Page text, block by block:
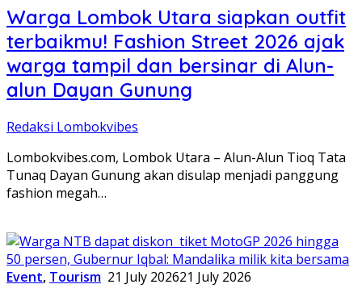
Warga Lombok Utara siapkan outfit
terbaikmu! Fashion Street 2026 ajak
warga tampil dan bersinar di Alun-
alun Dayan Gunung
Redaksi Lombokvibes
Lombokvibes.com, Lombok Utara – Alun-Alun Tioq Tata
Tunaq Dayan Gunung akan disulap menjadi panggung
fashion megah…
Event, Tourism 21 July 202621 July 2026